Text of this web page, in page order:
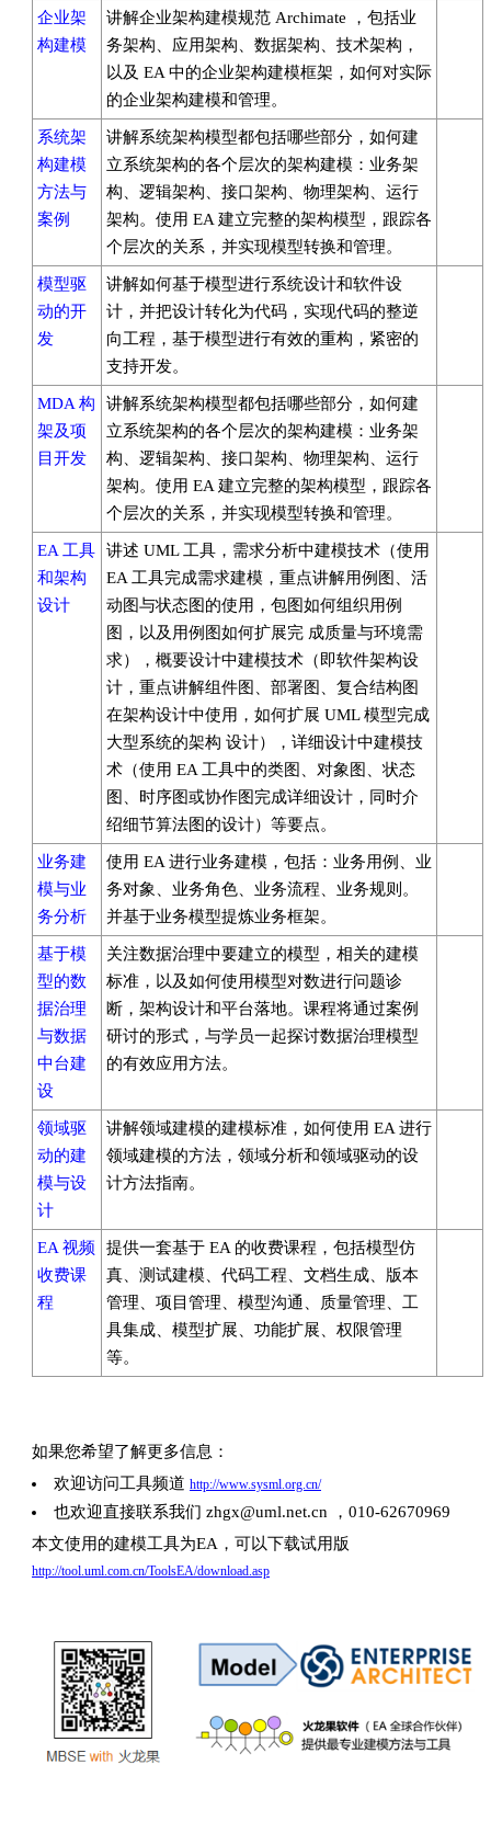
企业架
构建模
讲解企业架构建模规范 Archimate ，包括业
务架构、应用架构、数据架构、技术架构，
以及 EA 中的企业架构建模框架，如何对实际
的企业架构建模和管理。
系统架
构建模
方法与
案例
讲解系统架构模型都包括哪些部分，如何建
立系统架构的各个层次的架构建模：业务架
构、逻辑架构、接口架构、物理架构、运行
架构。使用 EA 建立完整的架构模型，跟踪各
个层次的关系，并实现模型转换和管理。
模型驱
动的开
发
讲解如何基于模型进行系统设计和软件设
计，并把设计转化为代码，实现代码的整逆
向工程，基于模型进行有效的重构，紧密的
支持开发。
MDA 构
架及项
目开发
讲解系统架构模型都包括哪些部分，如何建
立系统架构的各个层次的架构建模：业务架
构、逻辑架构、接口架构、物理架构、运行
架构。使用 EA 建立完整的架构模型，跟踪各
个层次的关系，并实现模型转换和管理。
EA 工具
和架构
设计
讲述 UML 工具，需求分析中建模技术（使用
EA 工具完成需求建模，重点讲解用例图、活
动图与状态图的使用，包图如何组织用例
图，以及用例图如何扩展完 成质量与环境需
求），概要设计中建模技术（即软件架构设
计，重点讲解组件图、部署图、复合结构图
在架构设计中使用，如何扩展 UML 模型完成
大型系统的架构 设计），详细设计中建模技
术（使用 EA 工具中的类图、对象图、状态
图、时序图或协作图完成详细设计，同时介
绍细节算法图的设计）等要点。
业务建
模与业
务分析
使用 EA 进行业务建模，包括：业务用例、业
务对象、业务角色、业务流程、业务规则。
并基于业务模型提炼业务框架。
基于模
型的数
据治理
与数据
中台建
设
关注数据治理中要建立的模型，相关的建模
标准，以及如何使用模型对数进行问题诊
断，架构设计和平台落地。课程将通过案例
研讨的形式，与学员一起探讨数据治理模型
的有效应用方法。
领域驱
动的建
模与设
计
讲解领域建模的建模标准，如何使用 EA 进行
领域建模的方法，领域分析和领域驱动的设
计方法指南。
EA 视频
收费课
程
提供一套基于 EA 的收费课程，包括模型仿
真、测试建模、代码工程、文档生成、版本
管理、项目管理、模型沟通、质量管理、工
具集成、模型扩展、功能扩展、权限管理
等。
如果您希望了解更多信息：
欢迎访问工具频道 http://www.sysml.org.cn/
也欢迎直接联系我们 zhgx@uml.net.cn ，010-62670969
本文使用的建模工具为EA，可以下载试用版
http://tool.uml.com.cn/ToolsEA/download.asp